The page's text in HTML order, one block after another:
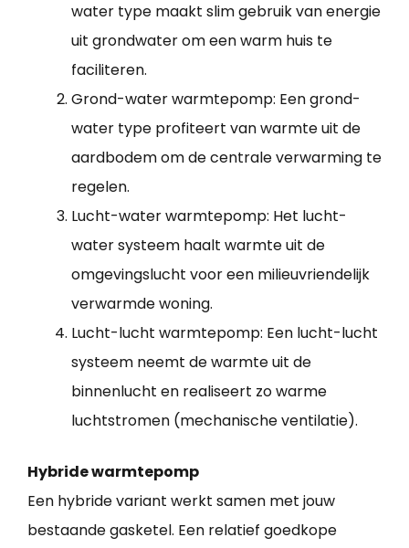
water type maakt slim gebruik van energie
uit grondwater om een warm huis te
faciliteren.
Grond-water warmtepomp: Een grond-
water type profiteert van warmte uit de
aardbodem om de centrale verwarming te
regelen.
Lucht-water warmtepomp: Het lucht-
water systeem haalt warmte uit de
omgevingslucht voor een milieuvriendelijk
verwarmde woning.
Lucht-lucht warmtepomp: Een lucht-lucht
systeem neemt de warmte uit de
binnenlucht en realiseert zo warme
luchtstromen (mechanische ventilatie).
Hybride warmtepomp
Een hybride variant werkt samen met jouw
bestaande gasketel. Een relatief goedkope